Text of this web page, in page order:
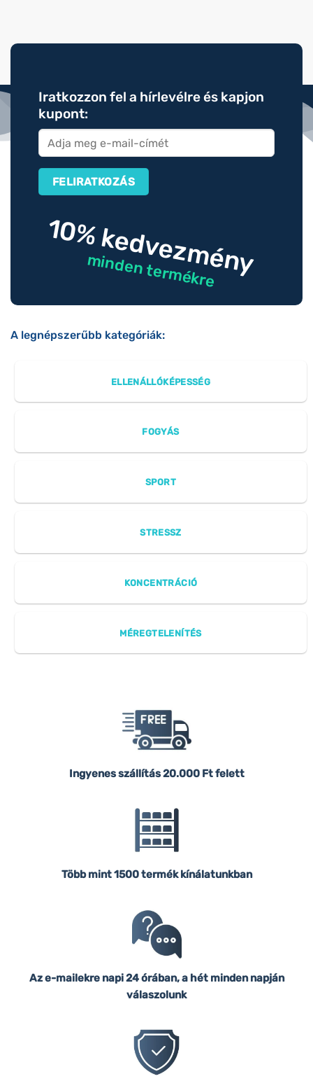
Iratkozzon fel a hírlevélre és kapjon
kupont:
10% kedvezmény
minden termékre
A legnépszerűbb kategóriák:
ELLENÁLLÓKÉPESSÉG
FOGYÁS
SPORT
STRESSZ
KONCENTRÁCIÓ
MÉREGTELENÍTÉS
Ingyenes szállítás20.000 Ft felett
Több mint 1500 termék kínálatunkban
Az e-mailekre napi 24 órában, a hét minden napján
válaszolunk